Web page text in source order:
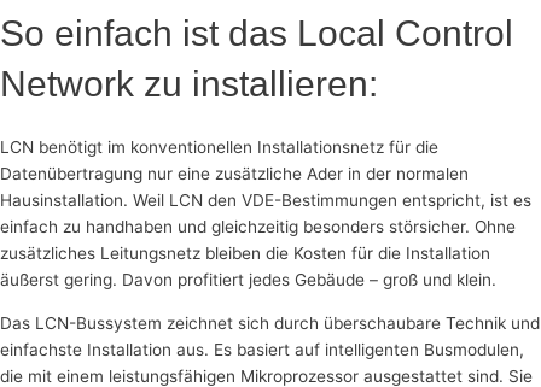
So einfach ist das Local Control
Network zu installieren:
LCN benötigt im konventionellen Installationsnetz für die
Datenübertragung nur eine zusätzliche Ader in der normalen
Hausinstallation. Weil LCN den VDE-Bestimmungen entspricht, ist es
einfach zu handhaben und gleichzeitig besonders störsicher. Ohne
zusätzliches Leitungsnetz bleiben die Kosten für die Installation
äußerst gering. Davon profitiert jedes Gebäude – groß und klein.
Das LCN-Bussystem zeichnet sich durch überschaubare Technik und
einfachste Installation aus. Es basiert auf intelligenten Busmodulen,
die mit einem leistungsfähigen Mikroprozessor ausgestattet sind. Sie